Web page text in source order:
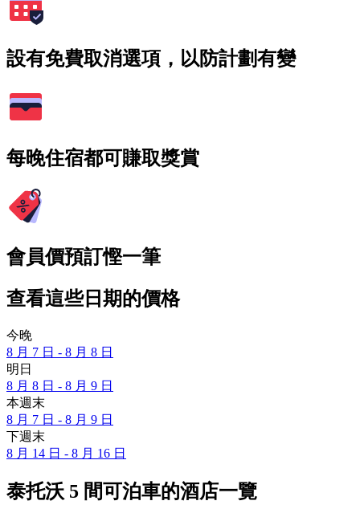
設有免費取消選項，以防計劃有變
每晚住宿都可賺取獎賞
會員價預訂慳一筆
查看這些日期的價格
今晚
8 月 7 日 - 8 月 8 日
明日
8 月 8 日 - 8 月 9 日
本週末
8 月 7 日 - 8 月 9 日
下週末
8 月 14 日 - 8 月 16 日
泰托沃 5 間可泊車的酒店一覽